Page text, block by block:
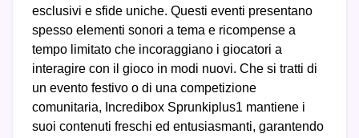
esclusivi e sfide uniche. Questi eventi presentano
spesso elementi sonori a tema e ricompense a
tempo limitato che incoraggiano i giocatori a
interagire con il gioco in modi nuovi. Che si tratti di
un evento festivo o di una competizione
comunitaria, Incredibox Sprunkiplus1 mantiene i
suoi contenuti freschi ed entusiasmanti, garantendo